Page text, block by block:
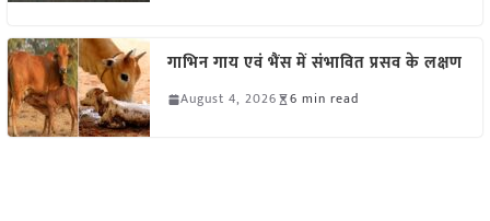
गाभिन गाय एवं भैंस में संभावित प्रसव के लक्षण
August 4, 2026 6 min read